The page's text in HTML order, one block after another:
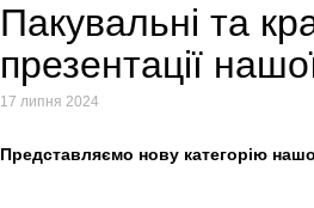
Пакувальні та
презентації
17 липня 2024
Представляємо нову категорію